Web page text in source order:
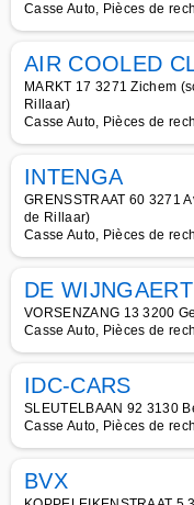
Casse Auto, Pièces de
AIR COOLED
MARKT 17 3271 Zichem
Rillaar)
Casse Auto, Pièces de
INTENGA
GRENSSTRAAT 60 3271
de Rillaar)
Casse Auto, Pièces de
DE WIJNGAERT
VORSENZANG 13 3200
Casse Auto, Pièces de
IDC-CARS
SLEUTELBAAN 92 3130
Casse Auto, Pièces de
BVX